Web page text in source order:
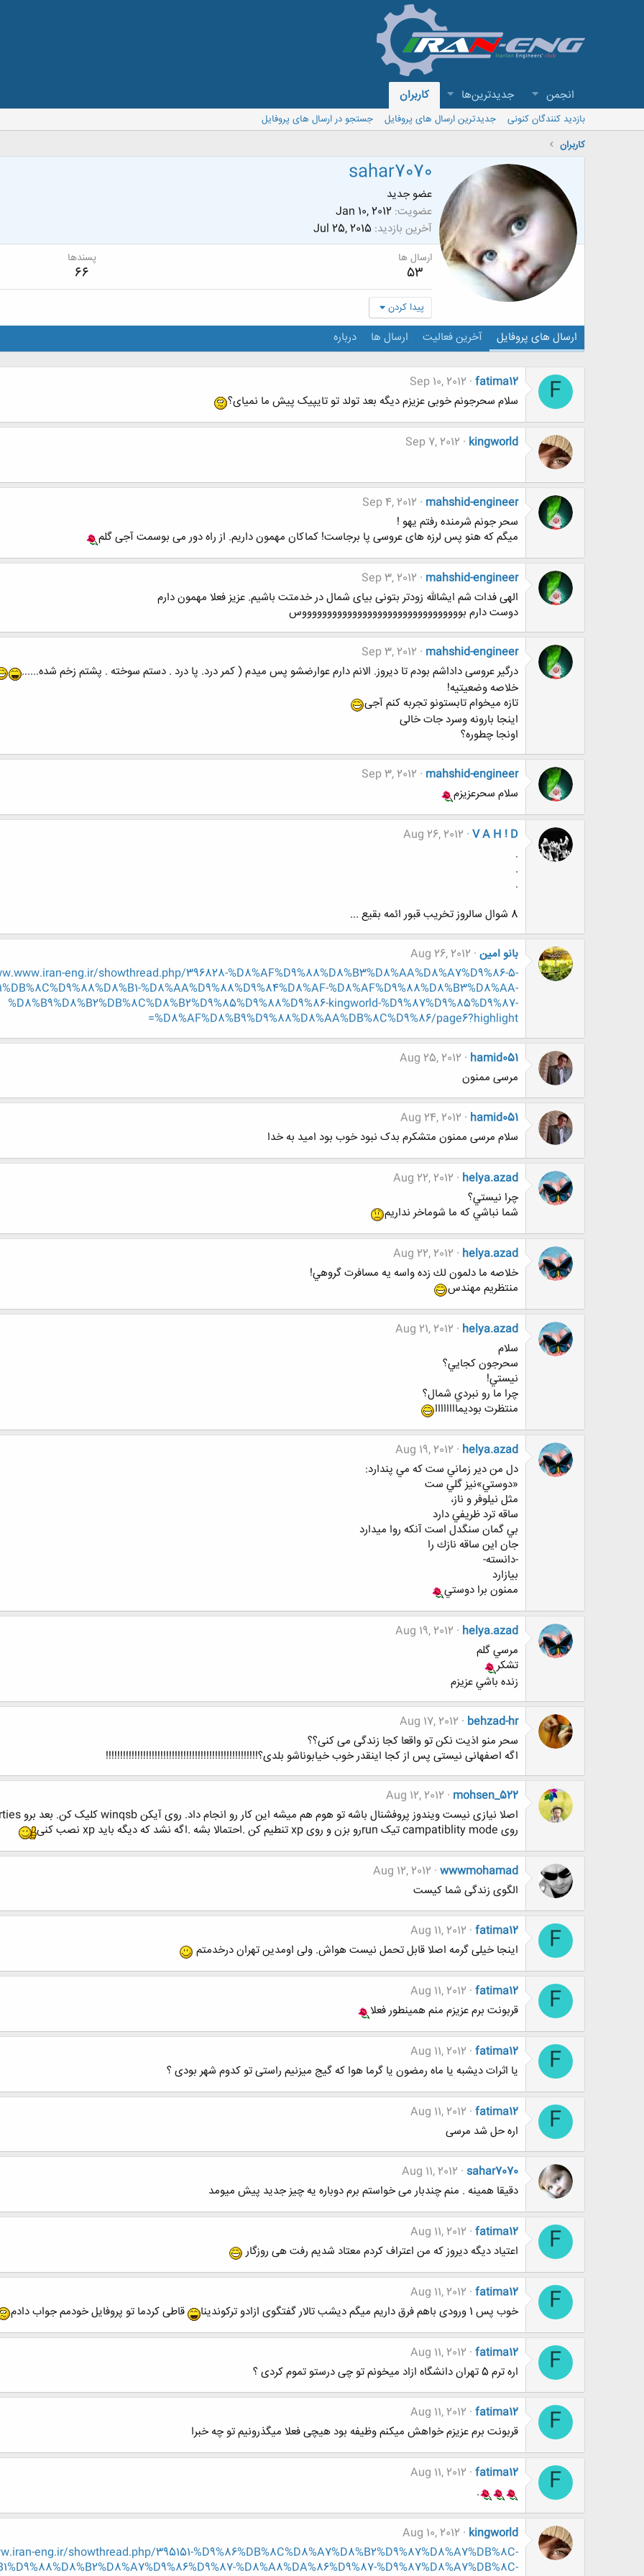
انجمن جدیدترین‌ها کاربران
بازدید کنندگان کنونی جدیدترین ارسال های پروفایل
جستجو در ارسال های پروفایل
کاربران
sahar7070
عضو جدید
عضویت Jan 10, 2012
آخرین بازدید Jul 25, 2015
ارسال ها
53
پسندها
66
پیدا کردن
ارسال های پروفایل آخرین فعالیت ارسال ها درباره
F
fatima12
Sep 10, 2012
سلام سحرجونم خوبی عزیزم دیگه بعد تولد تو تایپیک پیش ما نمیای؟
kingworld
Sep 7, 2012
mahshid-engineer
Sep 4, 2012
سحر جونم شرمنده رفتم یهو !
میگم که هنو پس لرزه های عروسی پا برجاست! کماکان مهمون داریم. از راه دور می بوسمت آجی گلم
mahshid-engineer
Sep 3, 2012
الهی فدات شم ایشالله زودتر بتونی بیای شمال در خدمتت باشیم. عزیز فعلا مهمون دارم
دوست دارم بووووووووووووووووووووووووووووووووس
mahshid-engineer
Sep 3, 2012
درگیر عروسی داداشم بودم تا دیروز. الانم دارم عوارضشو پس میدم ( کمر درد. پا درد . دستم سوخته . پشتم زخم شده......
خلاصه وضعیتیه!
تازه میخوام تابستونو تجربه کنم آجی
اینجا بارونه وسرد جات خالی
اونجا چطوره؟
mahshid-engineer
Sep 3, 2012
سلام سحرعزیزم
V A H ! D
Aug 26, 2012
.
.
.
8 شوال سالروز تخریب قبور ائمه بقیع ...
بانو امین Aug 26, 2012
eng.ir/showthread.php/396828-%D8%AF%D9%88%D8%B3%D8%AA%D8%A7%D9%86-5-
%D8%AA%D9%88%D9%84%D8%AF-%D8%AF%D9%88%D8%B3%D8%AA-
%D8%B9%D8%B2%DB%8C%D8%B2%D9%85%D9%88%D9%86-kingworld-%D9%87%D9%85%D9%87-
%D8%AF%D8%B9%D9%88%D8%AA%DB%8C%D9%86/page6?highlight=
hamid051
Aug 25, 2012
مرسی ممنون
hamid051
Aug 24, 2012
سلام مرسی ممنون متشکرم بدک نبود خوب بود امید به خدا
helya.azad
Aug 22, 2012
چرا نيستي؟
شما نباشي كه ما شوماخر نداريم
helya.azad
Aug 22, 2012
خلاصه ما دلمون لك زده واسه يه مسافرت گروهي!
منتظريم مهندس
helya.azad
Aug 21, 2012
سلام
سحرجون كجايي؟
نيستي!
چرا ما رو نبردي شمال؟
منتظرت بوديماااااااا
helya.azad
Aug 19, 2012
دل من دير زماني ست كه مي پندارد:
«دوستي»نيز گلي ست
مثل نيلوفر و ناز،
ساقه ترد ظريفي دارد
بي گمان سنگدل است آنكه روا ميدارد
جان اين ساقه نازك را
-دانسته-
بيازارد
ممنون برا دوستي
helya.azad
Aug 19, 2012
مرسي گلم
تشكر
زنده باشي عزيزم
behzad-hr
Aug 17, 2012
سحر منو اذیت نکن تو واقعا کجا زندگی می کنی؟؟
اگه اصفهانی نیستی پس از کجا اینقدر خوب خیابوناشو بلدی؟!!!!!!!!!!!!!!!!!!!!!!!!!!!!!!!!!!!!!!!!!!!!!!!!!!!!!
mohsen_522
Aug 12, 2012
روی campatiblity mode تیک runرو بزن و روی xp تنطیم کن .احتمالا بشه .اگه نشد که دیگه باید xp نصب کنی
wwwmohamad
Aug 12, 2012
الگوی زندگی شما کیست
F
fatima12
Aug 11, 2012
اینجا خیلی گرمه اصلا قابل تحمل نیست هواش. ولی اومدین تهران درخدمتم
F
fatima12
Aug 11, 2012
قربونت برم عزیزم منم همینطور فعلا
F
fatima12
Aug 11, 2012
یا اثرات دیشبه یا ماه رمضون یا گرما هوا که گیج میزنیم راستی تو کدوم شهر بودی ؟
F
fatima12
Aug 11, 2012
اره حل شد مرسی
sahar7070
Aug 11, 2012
دقیقا همینه . منم چندبار می خواستم برم دوباره یه چیز جدید پیش میومد
F
fatima12
Aug 11, 2012
اعتیاد دیگه دیروز که من اعتراف کردم معتاد شدیم رفت هی روزگار
F
fatima12
Aug 11, 2012
خوب پس 1 ورودی باهم فرق داریم میگم دیشب تالار گفتگوی ازادو ترکوندینا
قاطی کردما تو پروفایل خودمم جواب دادم
F
fatima12
Aug 11, 2012
اره ترم 5 تهران دانشگاه ازاد میخونم تو چی درستو تموم کردی ؟
F
fatima12
Aug 11, 2012
قربونت برم عزیزم خواهش میکنم وظیفه بود هیچی فعلا میگذرونیم تو چه خبرا
F
fatima12
Aug 11, 2012
.
kingworld
Aug 10, 2012
eng.ir/showthread.php/395151-%D9%86%DB%8C%D8%A7%D8%B2%D9%87%D8%A7%DB%8C-
%D8%A8%DA%86%D9%87-%D9%87%D8%A7%DB%8C-